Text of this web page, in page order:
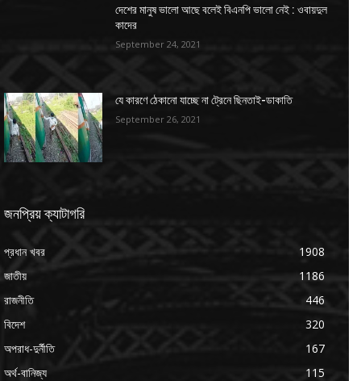
দেশের মানুষ ভালো আছে বলেই বিএনপি ভালো নেই : ওবায়দুল
কাদের
September 24, 2021
যে কারণে ঠেকানো যাচ্ছে না ট্রেনে ছিনতাই-ডাকাতি
September 26, 2021
জনপ্রিয় ক্যাটাগরি
প্রধান খবর
1908
জাতীয়
1186
রাজনীতি
446
বিদেশ
320
অপরাধ-দুর্নীতি
167
অর্থ-বানিজ্য
115